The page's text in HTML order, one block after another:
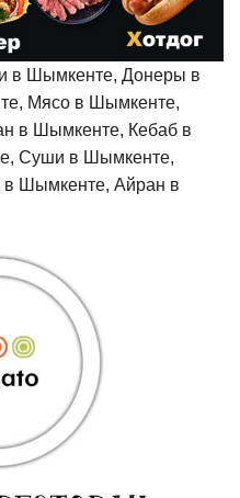
в Шымкенте, Донеры в
Мясо в Шымкенте,
в Шымкенте, Кебаб в
Суши в Шымкенте,
Шымкенте, Айран в